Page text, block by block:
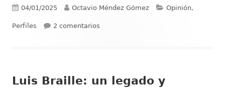
Publicado
el
04/01/2025 Autor
Octavio Méndez Gómez Categorías
Opinión,
Perfiles 2 comentarios
Luis Braille: un legado y